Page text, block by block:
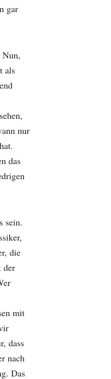
gar
Nun,
als
nur
das
sein.
die
der
mit
dass
nach
Das